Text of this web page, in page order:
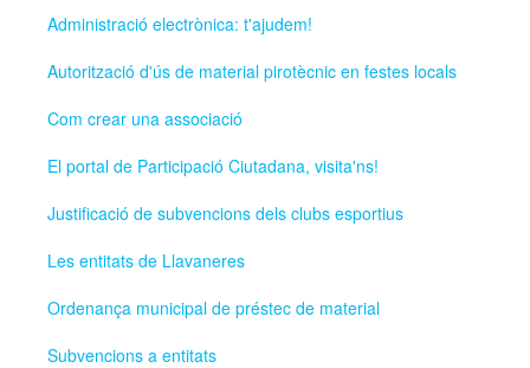
Administració electrònica: t'ajudem!
Autorització d'ús de material pirotècnic en festes locals
Com crear una associació
El portal de Participació Ciutadana, visita'ns!
Justificació de subvencions dels clubs esportius
Les entitats de Llavaneres
Ordenança municipal de préstec de material
Subvencions a entitats